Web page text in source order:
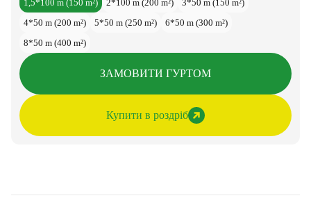
1,5*100 m (150 m²)
2*100 m (200 m²)
3*50 m (150 m²)
4*50 m (200 m²)
5*50 m (250 m²)
6*50 m (300 m²)
8*50 m (400 m²)
ЗАМОВИТИ ГУРТОМ
Купити в роздріб